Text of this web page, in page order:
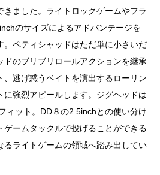
きました。ライトロックゲームやフラ
のサイズによるアドバンテージを
。ペティシャッドはただ単に小さいだ
ドのブリブリロールアクションを継承
、逃げ惑うベイトを演出するローリン
に強烈アピールします。ジグヘッドは
ィット。DD８の2.5inchとの使い分け
ゲームタックルで投げることができる
るライトゲームの領域へ踏み出してい